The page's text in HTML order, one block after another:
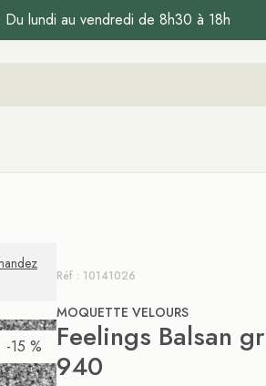
lundi au vendredi de 8h30 à 18h
-15 %
Réf : 10141026
MOQUETTE VELOURS
Feelings Balsan
940